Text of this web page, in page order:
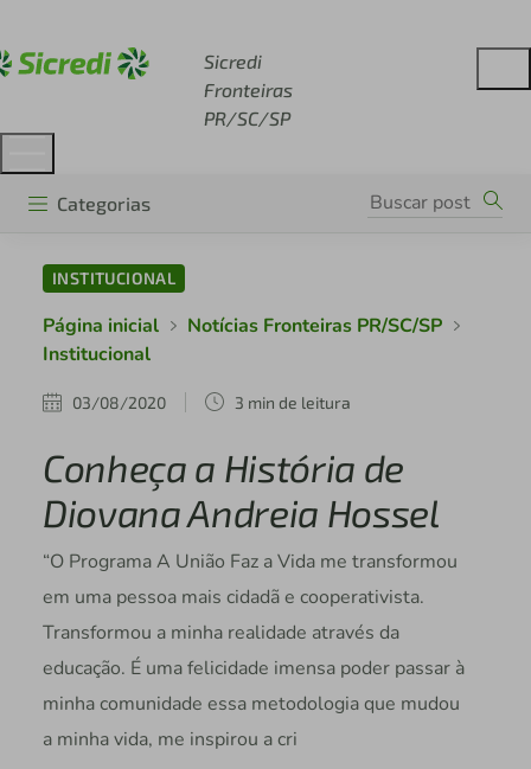
Sicredi
Fronteiras
PR/SC/SP
Categorias
INSTITUCIONAL
Página inicial
Notícias Fronteiras PR/SC/SP
Institucional
03/08/2020 3 min de leitura
Conheça a História de
Diovana Andreia Hossel
“O Programa A União Faz a Vida me transformou
em uma pessoa mais cidadã e cooperativista.
Transformou a minha realidade através da
educação. É uma felicidade imensa poder passar à
minha comunidade essa metodologia que mudou
a minha vida, me inspirou a cri